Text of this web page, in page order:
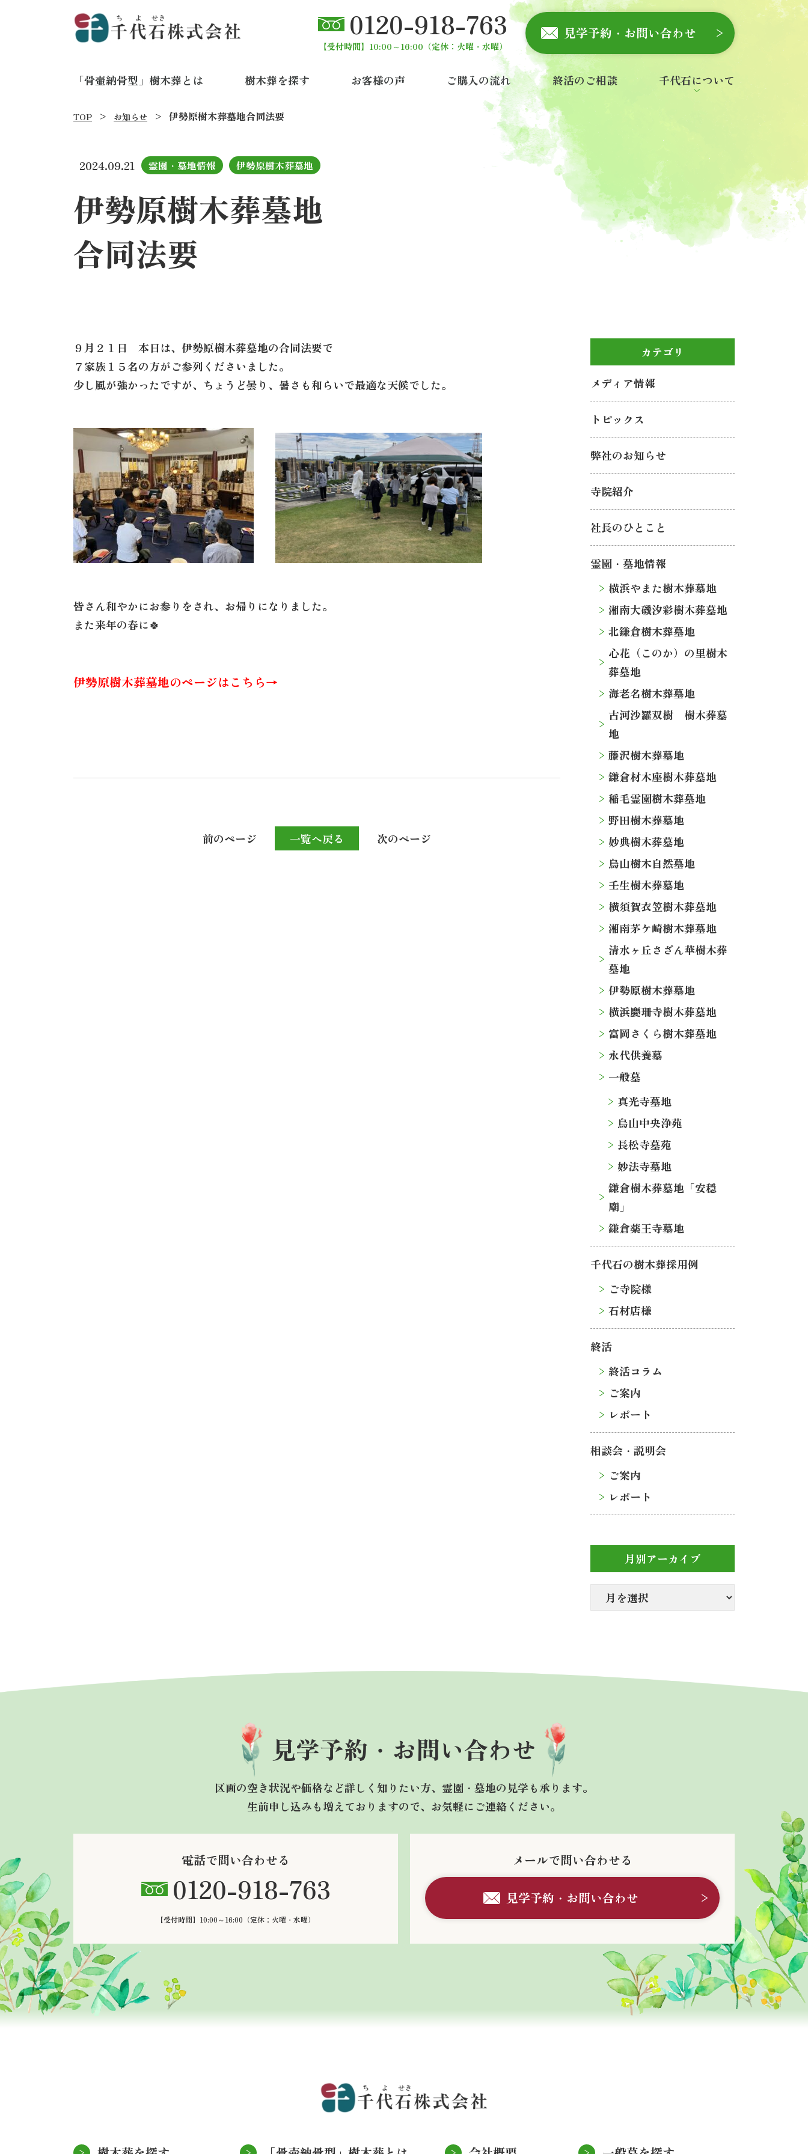
0120-918-763
【受付時間】10:00～16:00 （定休：火曜・水曜）
見学予約・お問い合わせ
「骨壷納骨型」樹木葬とは 樹木葬を探す お客様の声 ご購入の流れ 終活のご相談
千代石について
TOP お知らせ 伊勢原樹木葬墓地合同法要
2024.09.21 霊園・墓地情報 伊勢原樹木葬墓地
伊勢原樹木葬墓地
合同法要
９月２１日 本日は、伊勢原樹木葬墓地の合同法要で
７家族１５名の方がご参列くださいました。
少し風が強かったですが、ちょうど曇り、暑さも和らいで最適な天候でした。
皆さん和やかにお参りをされ、お帰りになりました。
また来年の春に🍀
伊勢原樹木葬墓地のページはこちら→
前のページ 一覧へ戻る 次のページ
カテゴリ
メディア情報
トピックス
弊社のお知らせ
寺院紹介
社長のひとこと
霊園・墓地情報
横浜やまた樹木葬墓地
湘南大磯汐彩樹木葬墓地
北鎌倉樹木葬墓地
心花（このか）の里樹木
葬墓地
海老名樹木葬墓地
古河沙羅双樹 樹木葬墓
地
藤沢樹木葬墓地
鎌倉材木座樹木葬墓地
稲毛霊園樹木葬墓地
野田樹木葬墓地
妙典樹木葬墓地
烏山樹木自然墓地
壬生樹木葬墓地
横須賀衣笠樹木葬墓地
湘南茅ケ崎樹木葬墓地
清水ヶ丘さざん華樹木葬
墓地
伊勢原樹木葬墓地
横浜慶珊寺樹木葬墓地
富岡さくら樹木葬墓地
永代供養墓
一般墓
真光寺墓地
烏山中央浄苑
長松寺墓苑
妙法寺墓地
鎌倉樹木葬墓地「安穏
廟」
鎌倉薬王寺墓地
千代石の樹木葬採用例
ご寺院様
石材店様
終活
終活コラム
ご案内
レポート
相談会・説明会
ご案内
レポート
月別アーカイブ
見学予約・ お問い合わせ
区画の空き状況や価格など詳しく知りたい方、霊園・墓地の見学も承ります。
生前申し込みも増えておりますので、お気軽にご連絡ください。
電話で問い合わせる
0120-918-763
【受付時間】10:00～16:00 （定休：火曜・水曜）
メールで問い合わせる
見学予約・お問い合わせ